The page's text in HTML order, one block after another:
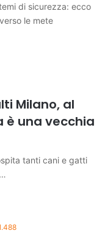
di sicurezza: ecco
le mete
Milano, al
è una vecchia
tanti cani e gatti